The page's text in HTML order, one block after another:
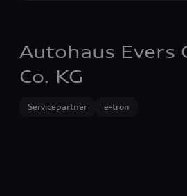
Autohaus Evers
Co. KG
Servicepartner e-tron